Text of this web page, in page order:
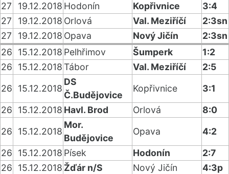
27
19.12.2018 Hodonín Kopřivnice
3:4
27
19.12.2018 Orlová Val. Meziříčí
2:3sn
27
19.12.2018 Opava Nový Jičín
2:3sn
26
15.12.2018 Pelhřimov Šumperk
1:2
26
15.12.2018Tábor Val. Meziříčí
2:5
26
15.12.2018
DS
Č.Budějovice
Kopřivnice
3:1
26
15.12.2018 Havl. Brod Orlová
8:0
26
15.12.2018
Mor.
Budějovice
Opava
4:2
26
15.12.2018 Písek Hodonín
2:7
26
15.12.2018 Žďár n/S Nový Jičín
4:3p